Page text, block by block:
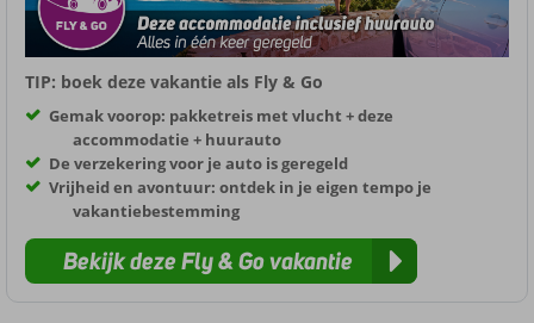
TIP: boek deze vakantie als Fly & Go
Gemak voorop: pakketreis met vlucht + deze
accommodatie + huurauto
De verzekering voor je auto is geregeld
Vrijheid en avontuur: ontdek in je eigen tempo je
vakantiebestemming
Bekijk deze Fly & Go vakantie